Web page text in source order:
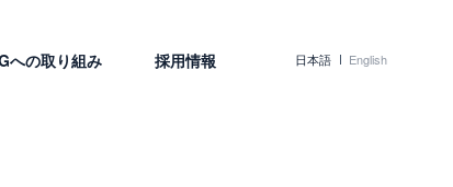
への取り組み 採用情報 日本語 English